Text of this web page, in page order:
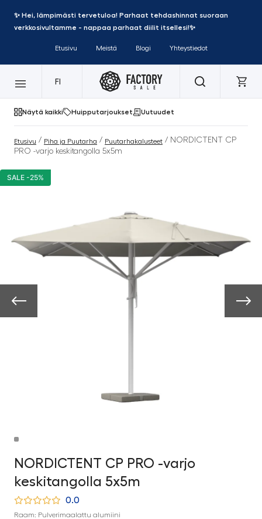
✨ Hei, lämpimästi tervetuloa! Parhaat tehdashinnat suoraan
verkkosivultamme - nappaa parhaat diilit itsellesi!✨
Etusivu Meistä Blogi Yhteystiedot
FI
Näytä kaikki Huipputarjoukset Uutuudet
Etusivu / Piha ja Puutarha / Puutarhakalusteet / NORDICTENT CP
PRO -varjo keskitangolla 5x5m
SALE -25%
NORDICTENT CP PRO -varjo
keskitangolla 5x5m
0.0
Raam: Pulverimaalattu alumiini